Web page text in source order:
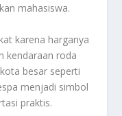
mahasiswa.
karena harganya
kendaraan roda
besar seperti
menjadi simbol
praktis.